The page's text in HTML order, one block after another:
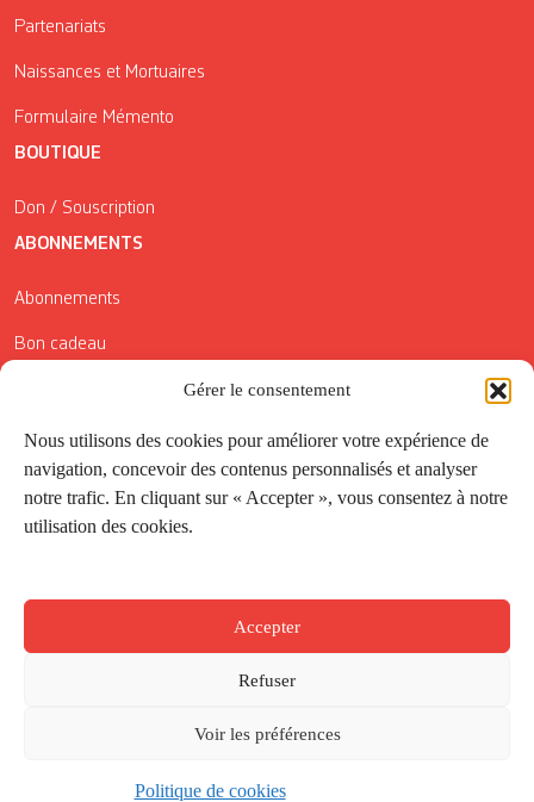
Gérer le consentement
Nous utilisons des cookies pour améliorer votre expérience de
navigation, concevoir des contenus personnalisés et analyser
notre trafic. En cliquant sur « Accepter », vous consentez à notre
utilisation des cookies.
Accepter
Refuser
Voir les préférences
Politique de cookies
Partenariats
Naissances et Mortuaires
Formulaire Mémento
BOUTIQUE
Don / Souscription
ABONNEMENTS
Abonnements
Bon cadeau
Conditions générales de vente
Réductions de la Carte Côté Courrier
Application